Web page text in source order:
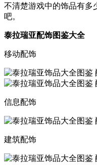
不清楚游戏中的饰品有多
吧。
泰拉瑞亚配饰图鉴大全
移动配饰
信息配饰
建筑配饰